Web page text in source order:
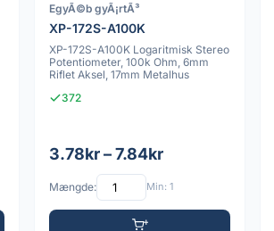
EgyÃ©b gyÃ¡rtÃ³
XP-172S-A100K
XP-172S-A100K Logaritmisk Stereo
Potentiometer, 100k Ohm, 6mm
Riflet Aksel, 17mm Metalhus
372
3.78kr – 7.84kr
Mængde: Min: 1